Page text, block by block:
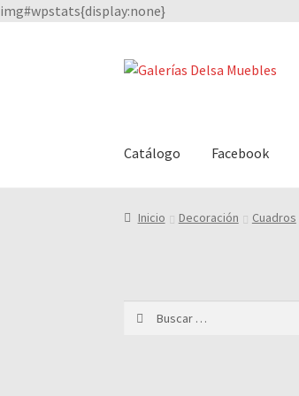
img#wpstats{display:none}
Saltar
Ir
Catálogo Facebook
Inicio Decoración Cuadros